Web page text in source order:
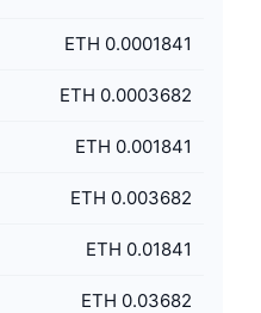
ETH 0.0001841
ETH 0.0003682
ETH 0.001841
ETH 0.003682
ETH 0.01841
ETH 0.03682